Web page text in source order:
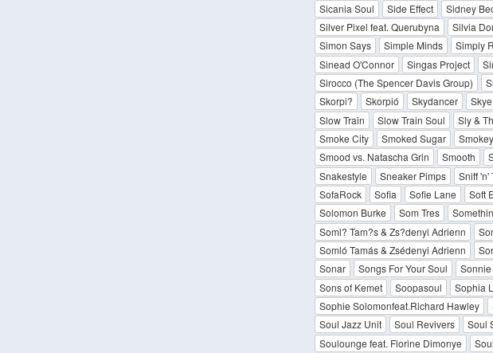
Sicania Soul
Side Effect Sidney
Silver Pixel feat. Querubyna
Silvia
Simon Says
Simple Minds Simply
Sinead O'Connor
Singas Project
Sirocco (The Spencer Davis Group)
Skorpi?
Skorpió Skydancer Skye
Slow Train
Slow Train Soul Sly &
Smoke City
Smoked Sugar
Smood vs. Natascha Grin
Smooth
Snakestyle
Sneaker Pimps Sniff 'n'
SofaRock
Sofia Sofie Lane Soft
Solomon Burke
Som Tres
Soml? Tam?s & Zs?denyi Adrienn
Somló Tamás & Zsédenyi Adrienn
Sonar
Songs For Your Soul
Sons of Kemet
Soopasoul Sophia
Sophie Solomonfeat.Richard Hawley
Soul Jazz Unit
Soul Revivers Soul
Soulounge feat. Florine Dimonye